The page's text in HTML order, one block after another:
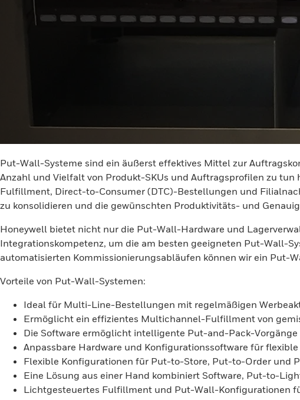
Put-Wall-Systeme sind ein äußerst effektives Mittel zur
Anzahl und Vielfalt von Produkt-SKUs und Auftragsprofilen zu
Fulfillment, Direct-to-Consumer (DTC)-Bestellungen und
zu konsolidieren und die gewünschten Produktivitäts- und
Honeywell bietet nicht nur die Put-Wall-Hardware und
Integrationskompetenz, um die am besten geeigneten Put-Wall-
automatisierten Kommissionierungsabläufen können wir ein Put-
Vorteile von Put-Wall-Systemen:
Ideal für Multi-Line-Bestellungen mit regelmäßigen
Ermöglicht ein effizientes Multichannel-Fulfillment von
Die Software ermöglicht intelligente Put-and-Pack-
Anpassbare Hardware und Konfigurationssoftware für
Flexible Konfigurationen für Put-to-Store, Put-to-Order und
Eine Lösung aus einer Hand kombiniert Software, Put-to-
Lichtgesteuertes Fulfillment und Put-Wall-Konfigurationen